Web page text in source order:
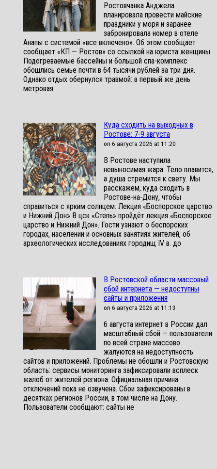
Ростовчанка Анджела
планировала провести майские
праздники у моря и заранее
забронировала номер в отеле
Анапы с системой «все включено». Об этом сообщает
сообщает «КП — Ростов» со ссылкой на юриста женщины.
Подогреваемые бассейны и большой спа-комплекс
обошлись семье почти в 64 тысячи рублей за три дня.
Однако отдых обернулся травмой: в первый же день
метровая
Куда сходить на выходных в
Ростове: 7-9 августа
on 6 августа 2026 at 11:20
В Ростове наступила
невыносимая жара. Тело плавится,
а душа стремится к свету. Мы
расскажем, куда сходить в
Ростове-на-Дону, чтобы
справиться с ярким солнцем. Лекция «Боспорское царство
и Нижний Дон» В цск «Степь» пройдёт лекция «Боспорское
царство и Нижний Дон». Гости узнают о боспорских
городах, населении и основных занятиях жителей, об
археологических исследованиях городищ IV в. до
В Ростовской области массовый
сбой интернета — недоступны
сайты и приложения
on 6 августа 2026 at 11:13
6 августа интернет в России дал
масштабный сбой — пользователи
по всей стране массово
жалуются на недоступность
сайтов и приложений. Проблемы не обошли и Ростовскую
область: сервисы мониторинга зафиксировали всплеск
жалоб от жителей региона. Официальная причина
отключений пока не озвучена. Сбои зафиксированы в
десятках регионов России, в том числе на Дону.
Пользователи сообщают: сайты не